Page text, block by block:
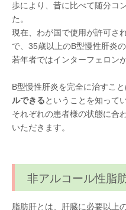
歩により、昔に比べて随分コ
た。
現在、わが国で使用が許可さ
で、35歳以上のB型慢性肝炎
若年者ではインターフェロン
B型慢性肝炎を完全に治すこと
ルできるということを知って
それぞれの患者様の状態に合
いただきます。
非アルコール性脂
脂肪肝とは、肝臓に必要以上